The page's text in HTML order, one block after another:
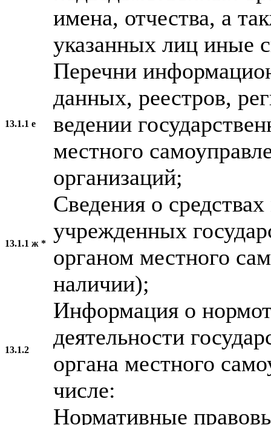
имена, отчества, а
указанных лиц иные
13.1.1 е
Перечни
данных, реестров,
ведении
местного
организаций;
13.1.1 ж *
Сведения о
учрежденных
органом местного
наличии);
13.1.2
Информация о
деятельности
органа местного
числе:
Нормативные